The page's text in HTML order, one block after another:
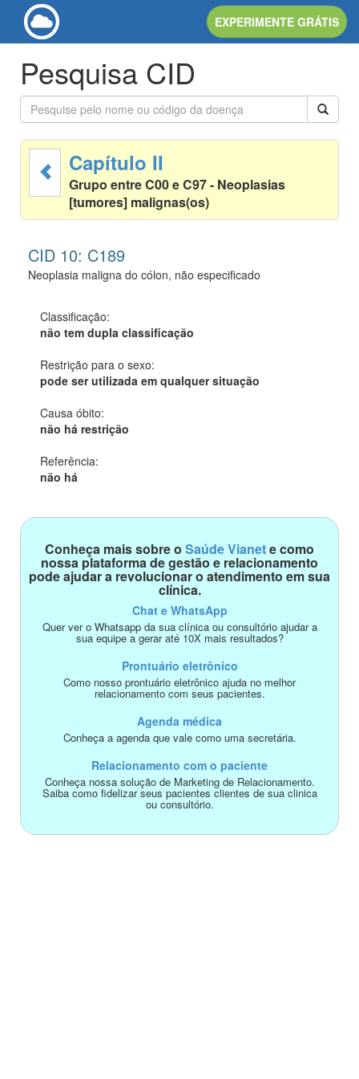
EXPERIMENTE GRÁTIS
Pesquisa CID
Capítulo II
Grupo entre C00 e C97 - Neoplasias
[tumores] malignas(os)
CID 10: C189
Neoplasia maligna do cólon, não especificado
Classificação:
não tem dupla classificação
Restrição para o sexo:
pode ser utilizada em qualquer situação
Causa óbito:
não há restrição
Referência:
não há
Conheça mais sobre o Saúde Vianete como
nossa plataforma de gestão e relacionamento
pode ajudar a revolucionar o atendimento em sua
clínica.
Chat e WhatsApp
Quer ver o Whatsapp da sua clínica ou consultório ajudar a
sua equipe a gerar até 10X mais resultados?
Prontuário eletrônico
Como nosso prontuário eletrônico ajuda no melhor
relacionamento com seus pacientes.
Agenda médica
Conheça a agenda que vale como uma secretária.
Relacionamento com o paciente
Conheça nossa solução de Marketing de Relacionamento.
Saiba como fidelizar seus pacientes clientes de sua clinica
ou consultório.